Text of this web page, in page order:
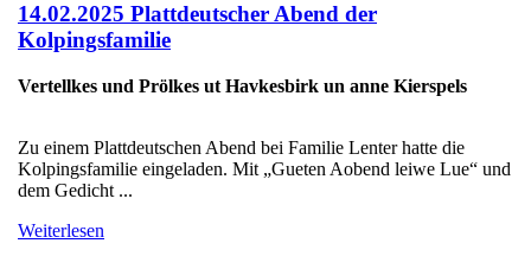
14.02.2025 Plattdeutscher Abend der
Kolpingsfamilie
Vertellkes und Prölkes ut Havkesbirk un anne Kierspels
Zu einem Plattdeutschen Abend bei Familie Lenter hatte die
Kolpingsfamilie eingeladen. Mit „Gueten Aobend leiwe Lue“ und
dem Gedicht ...
Weiterlesen